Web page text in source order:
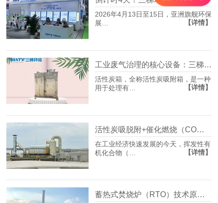
2026年4月13日至15日，亚洲旗舰环保
展…
【详情】
工业废气治理的核心设备：三梯环境高效活性炭箱满足企业环保治理需求
活性炭箱，全称活性炭吸附箱，是一种
用于处理有…
【详情】
活性炭吸脱附+催化燃烧（CO）技术：工业废气治理的绿色高效之选
在工业经济快速发展的今天，挥发性有
机化合物（…
【详情】
蓄热式焚烧炉（RTO）技术原理与应用场景分析 ——三梯环境工业废气治理解决方案